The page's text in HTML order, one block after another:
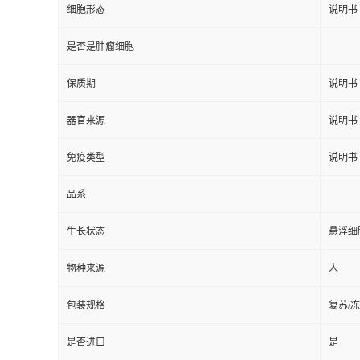
细胞形态 说明书
是否是肿瘤细胞
保质期 说明书
器官来源 说明书
免疫类型 说明书
品系
生长状态 悬浮细
物种来源 人
包装规格 复苏/
是否进口 是